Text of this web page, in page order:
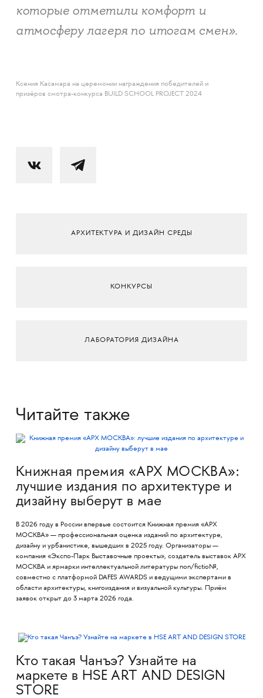
которые отметили комфорт и
атмосферу лагеря по итогам смен».
Ксения Касамара на церемонии награждения победителей и
призёров смотра-конкурса BUILD SCHOOL PROJECT 2024
АРХИТЕКТУРА И ДИЗАЙН СРЕДЫ
КОНКУРСЫ
ЛАБОРАТОРИЯ ДИЗАЙНА
Читайте также
Книжная премия «АРХ МОСКВА»:
лучшие издания по архитектуре и
дизайну выберут в мае
В 2026 году в России впервые состоится Книжная премия «АРХ
МОСКВА» — профессиональная оценка изданий по архитектуре,
дизайну и урбанистике, вышедших в 2025 году. Организаторы —
компания «Экспо-Парк Выставочные проекты», создатель выставок АРХ
МОСКВА и ярмарки интеллектуальной литературы non/fictio№,
совместно с платформой DAFES AWARDS и ведущими экспертами в
области архитектуры, книгоиздания и визуальной культуры. Приём
заявок открыт до 3 марта 2026 года.
Кто такая Чанъэ? Узнайте на
маркете в HSE ART AND DESIGN
STORE